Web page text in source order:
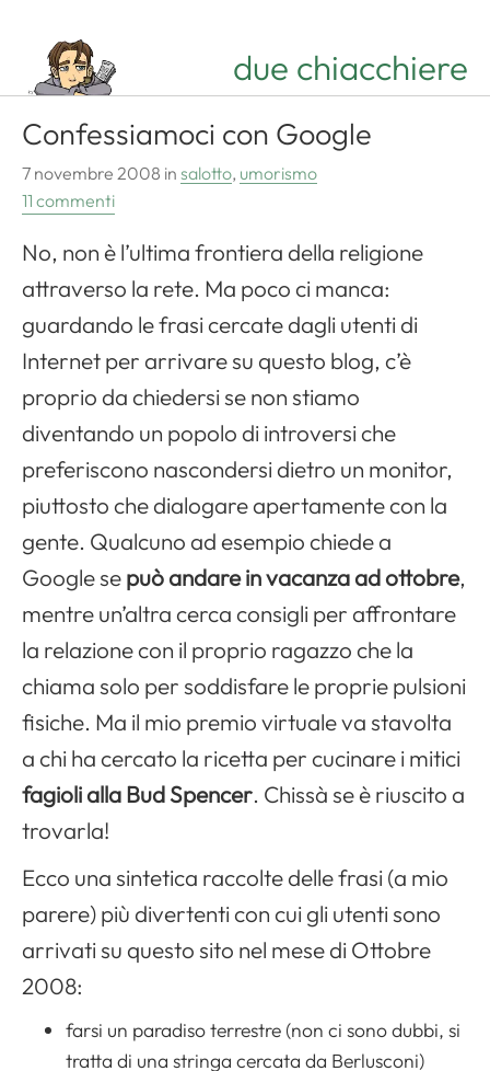
due chiacchiere
Confessiamoci con Google
7 novembre 2008 in salotto, umorismo
11 commenti
No, non è l’ultima frontiera della religione
attraverso la rete. Ma poco ci manca:
guardando le frasi cercate dagli utenti di
Internet per arrivare su questo blog, c’è
proprio da chiedersi se non stiamo
diventando un popolo di introversi che
preferiscono nascondersi dietro un monitor,
piuttosto che dialogare apertamente con la
gente. Qualcuno ad esempio chiede a
Google sepuò andare in vacanza ad ottobre,
mentre un’altra cerca consigli per affrontare
la relazione con il proprio ragazzo che la
chiama solo per soddisfare le proprie pulsioni
fisiche. Ma il mio premio virtuale va stavolta
a chi ha cercato la ricetta per cucinare i mitici
fagioli alla Bud Spencer. Chissà se è riuscito a
trovarla!
Ecco una sintetica raccolte delle frasi (a mio
parere) più divertenti con cui gli utenti sono
arrivati su questo sito nel mese di Ottobre
2008:
farsi un paradiso terrestre (non ci sono dubbi, si
tratta di una stringa cercata da Berlusconi)